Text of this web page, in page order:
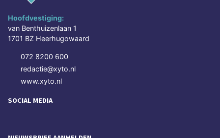
Hoofdvestiging:
van Benthuizenlaan 1
1701 BZ Heerhugowaard
072 8200 600
redactie@xyto.nl
www.xyto.nl
SOCIAL MEDIA